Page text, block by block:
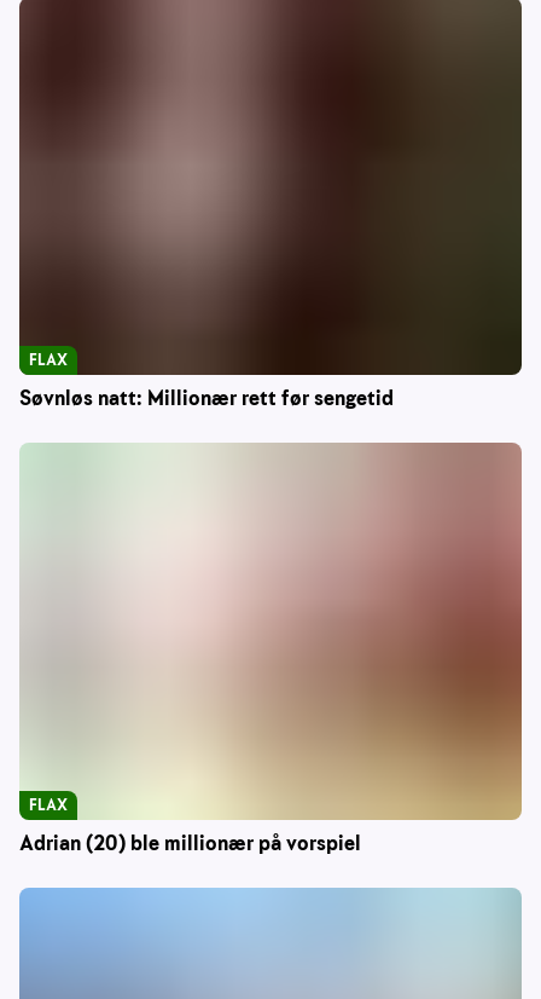
Søvnløs natt: Millionær rett før sengetid
FLAX
Adrian (20) ble millionær på vorspiel
FLAX